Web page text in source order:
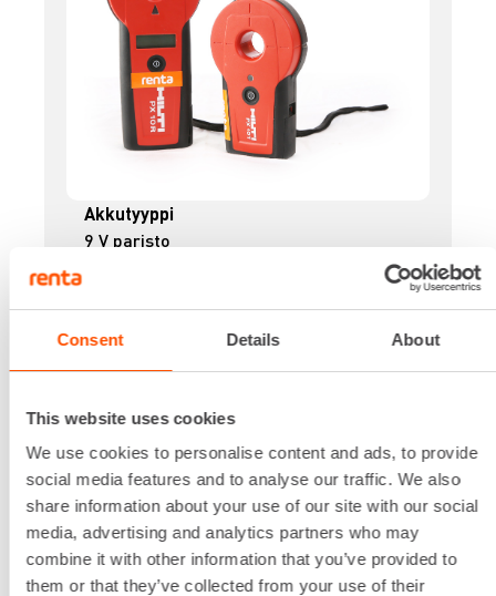
Consent Details About
This website uses cookies
We use cookies to personalise content and ads, to provide
social media features and to analyse our traffic. We also
share information about your use of our site with our social
media, advertising and analytics partners who may
combine it with other information that you’ve provided to
them or that they’ve collected from your use of their
Akkutyyppi
9 V paristo
-20 - 55 °C
Lisätiedot
Ensimmäinen pv
Seuraavat pv ? 27,56 €/ pv
Kuukausi 413,44 €/ kk
Alv 0 %
VUOKRAA